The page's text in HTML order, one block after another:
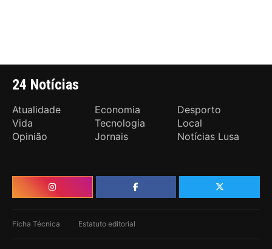
24 Notícias
Atualidade Economia
Desporto
Vida
Tecnologia
Local
Opinião
Jornais Notícias Lusa
Ficha Técnica Estatuto editorial